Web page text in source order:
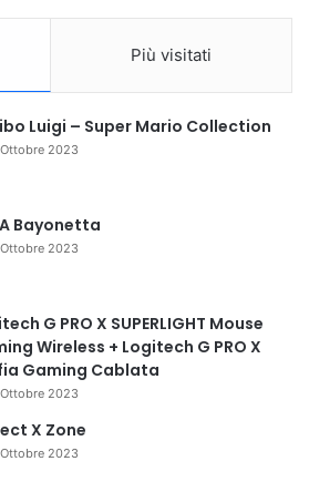
Più visitati
Luigi – Super Mario Collection
2023
Bayonetta
2023
G PRO X SUPERLIGHT Mouse
Wireless + Logitech G PRO X
Gaming Cablata
2023
X Zone
2023